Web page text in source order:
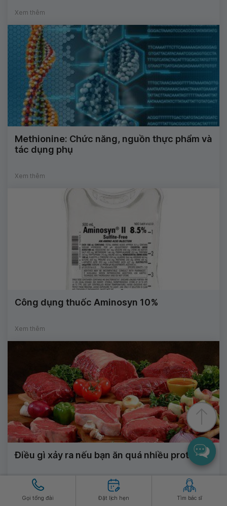
Xem thêm
Methionine: Chức năng, nguồn thực phẩm và
tác dụng phụ
Xem thêm
Công dụng thuốc Aminosyn 10%
Xem thêm
Điều gì xảy ra nếu bạn ăn quá nhiều protein?
Xem thêm
Gọi tổng đài Đặt lịch hẹn Tìm bác sĩ